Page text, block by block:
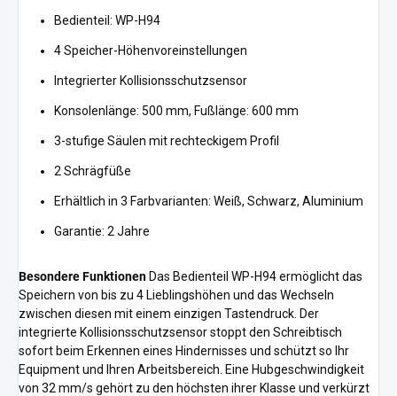
Bedienteil: WP-H94
4 Speicher-Höhenvoreinstellungen
Integrierter Kollisionsschutzsensor
Konsolenlänge: 500 mm, Fußlänge: 600 mm
3-stufige Säulen mit rechteckigem Profil
2 Schrägfüße
Erhältlich in 3 Farbvarianten: Weiß, Schwarz, Aluminium
Garantie: 2 Jahre
Besondere Funktionen Das Bedienteil WP-H94 ermöglicht das
Speichern von bis zu 4 Lieblingshöhen und das Wechseln
zwischen diesen mit einem einzigen Tastendruck. Der
integrierte Kollisionsschutzsensor stoppt den Schreibtisch
sofort beim Erkennen eines Hindernisses und schützt so Ihr
Equipment und Ihren Arbeitsbereich. Eine Hubgeschwindigkeit
von 32 mm/s gehört zu den höchsten ihrer Klasse und verkürzt